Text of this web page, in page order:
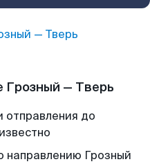
— Тверь
— Тверь
отправления до
направлению Грозный